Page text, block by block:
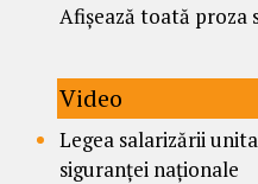
Afișează toată proza
Video
Legea salarizării
siguranței naționale